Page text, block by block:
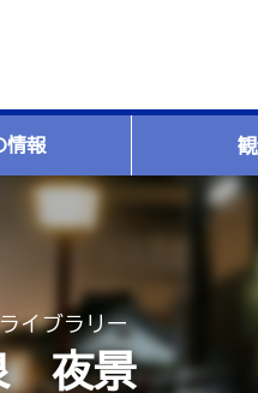
情報
イブラリー
夜景